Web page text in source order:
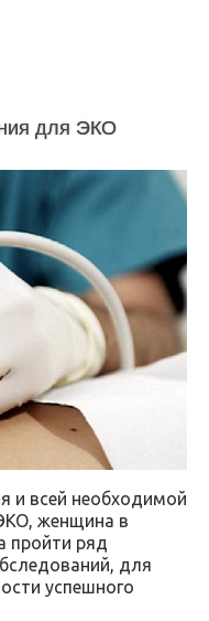
для ЭКО
и всей необходимой
женщина в
пройти ряд
для
успешного